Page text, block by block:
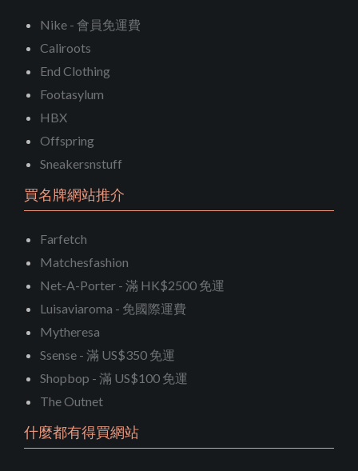
Nike - 會員免運費
Caliroots
End Clothing
Footasylum
HBX
Offspring
Sneakersnstuff
買名牌網站推介
Farfetch
Matchesfashion
Net-A-Porter - 滿 HK$2500 免運
Luisaviaroma - 免國際運費
Mytheresa
Ssense - 滿 US$350 免運
Shopbop - 滿 US$100 免運
The Outnet
什麼都有得買網站